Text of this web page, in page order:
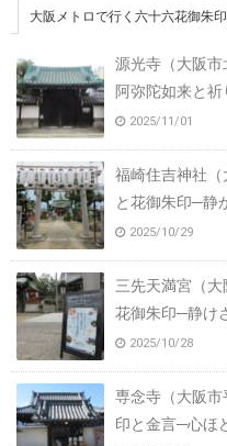
大阪メトロで行く六十六花御朱印
源光寺（大阪
阿弥陀如来と
2025/11/01
福崎住吉神社
と花御朱印─静
2025/10/29
三先天満宮（
花御朱印─静け
2025/10/28
専念寺（大阪
印と金言─心ほ